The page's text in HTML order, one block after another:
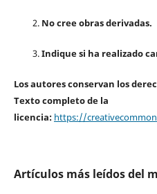
No cree obras derivadas.
Indique si ha realizado
Los autores conservan los
Texto completo de la
licencia: https://
Artículos más leídos del